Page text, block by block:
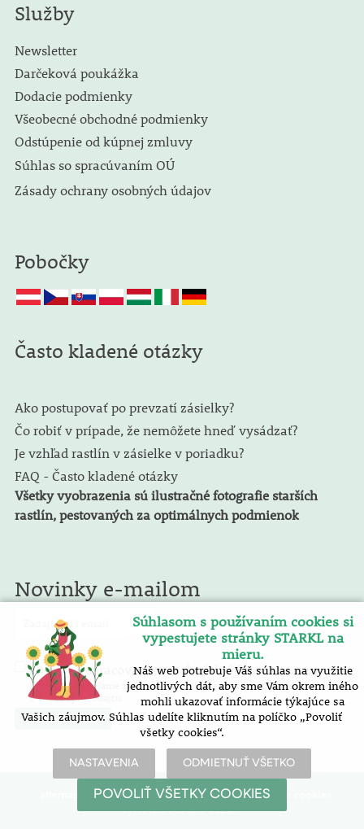
Služby
Newsletter
Darčeková poukážka
Dodacie podmienky
Všeobecné obchodné podmienky
Odstúpenie od kúpnej zmluvy
Súhlas so spracúvaním OÚ
Zásady ochrany osobných údajov
Pobočky
Často kladené otázky
Ako postupovať po prevzatí zásielky?
Čo robiť v prípade, že nemôžete hneď vysádzať?
Je vzhľad rastlín v zásielke v poriadku?
FAQ - Často kladené otázky
Všetky vyobrazenia sú ilustračné fotografie starších
rastlín, pestovaných za optimálnych podmienok
Novinky e-mailom
Súhlasím sospracovaním osobných údajov. E-mailový
spravodaj zasielame zadarmo. Pokyny pre zrušenie nájdete v každom
e-mailu spravodajcu.
| vyhlásenie o prístupnosti |
nastavenie cookies
Vytvořilo SOFICO-CZ, a.s.
Súhlasom s používaním cookies si
vypestujete stránky STARKL na
mieru.
Náš web potrebuje Váš súhlas na využitie
jednotlivých dát, aby sme Vám okrem iného
mohli ukazovať informácie týkajúce sa
Vašich záujmov. Súhlas udelíte kliknutím na políčko „Povoliť
všetky cookies“.
NASTAVENIA ODMIETNUŤ VŠETKO
POVOLIŤ VŠETKY COOKIES